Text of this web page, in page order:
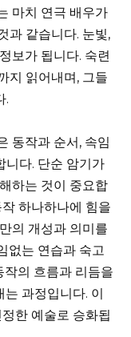
마치 연극 배우가
과 같습니다. 눈빛,
보가 됩니다. 숙련
지 읽어내며, 그들
.
동작과 순서, 속임
니다. 단순 암기가
하는 것이 중요합
하나하나에 힘을
의 개성과 의미를
없는 연습과 숙고
작의 흐름과 리듬을
과정입니다. 이
한 예술로 승화됩